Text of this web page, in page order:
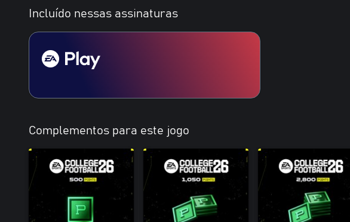
Incluído nessas assinaturas
Complementos para este jogo